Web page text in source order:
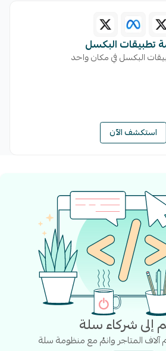
تطبيقات البكسل
البكسل في مكان واحد
استكشف الآن
إلى شركاء سلة
آلاف المتاجر وانمُ مع منظومة سلة